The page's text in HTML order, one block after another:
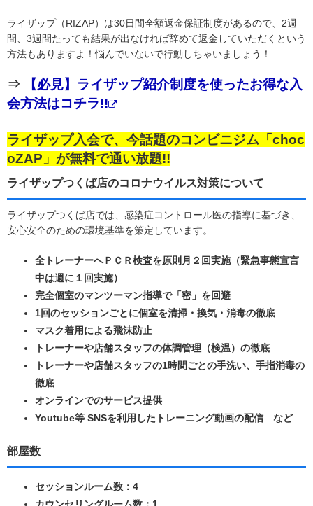
ライザップ（RIZAP）は30日間全額返金保証制度があるので、2週
間、3週間たっても結果が出なければ辞めて返金していただくという
方法もありますよ！悩んでいないで行動しちゃいましょう！
⇒
【必見】ライザップ紹介制度を使ったお得な入
会方法はコチラ!!
ライザップ入会で、今話題のコンビニジム「choc
oZAP」が無料で通い放題!!
ライザップつくば店のコロナウイルス対策について
ライザップつくば店では、感染症コントロール医の指導に基づき、
安心安全のための環境基準を策定しています。
全トレーナーへＰＣＲ検査を原則月２回実施（緊急事態宣言
中は週に１回実施）
完全個室のマンツーマン指導で「密」を回避
1回のセッションごとに個室を清掃・換気・消毒の徹底
マスク着用による飛沫防止
トレーナーや店舗スタッフの体調管理（検温）の徹底
トレーナーや店舗スタッフの1時間ごとの手洗い、手指消毒の
徹底
オンラインでのサービス提供
Youtube等 SNSを利用したトレーニング動画の配信 など
部屋数
セッションルーム数：4
カウンセリングルーム数：1